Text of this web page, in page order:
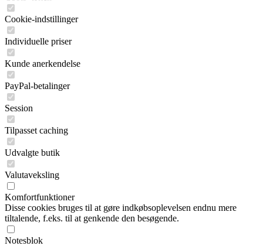
Cookie-indstillinger
Individuelle priser
Kunde anerkendelse
PayPal-betalinger
Session
Tilpasset caching
Udvalgte butik
Valutaveksling
Komfortfunktioner
Disse cookies bruges til at gøre indkøbsoplevelsen endnu mere
tiltalende, f.eks. til at genkende den besøgende.
Notesblok